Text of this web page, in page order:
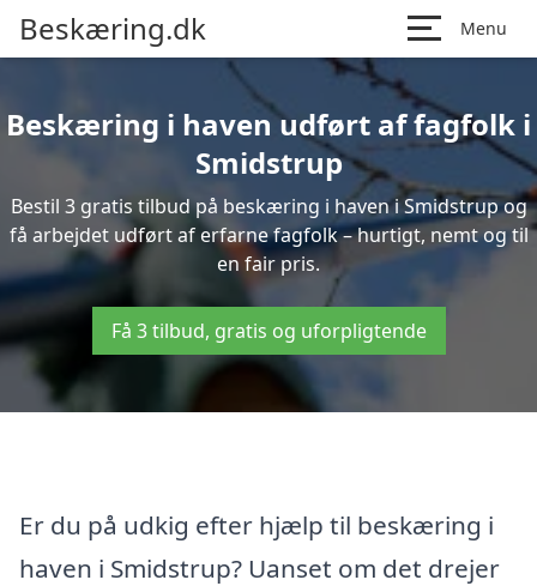
Beskæring.dk Menu
Beskæring i haven udført af fagfolk i
Smidstrup
Bestil 3 gratis tilbud på beskæring i haven i Smidstrup og
få arbejdet udført af erfarne fagfolk – hurtigt, nemt og til
en fair pris.
Få 3 tilbud, gratis og uforpligtende
Er du på udkig efter hjælp til beskæring i
haven i Smidstrup? Uanset om det drejer